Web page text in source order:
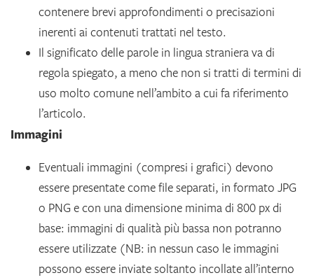
contenere brevi approfondimenti o precisazioni
inerenti ai contenuti trattati nel testo.
Il significato delle parole in lingua straniera va di
regola spiegato, a meno che non si tratti di termini di
uso molto comune nell’ambito a cui fa riferimento
l’articolo.
Immagini
Eventuali immagini (compresi i grafici) devono
essere presentate come file separati, in formato JPG
o PNG e con una dimensione minima di 800 px di
base: immagini di qualità più bassa non potranno
essere utilizzate (NB: in nessun caso le immagini
possono essere inviate soltanto incollate all’interno